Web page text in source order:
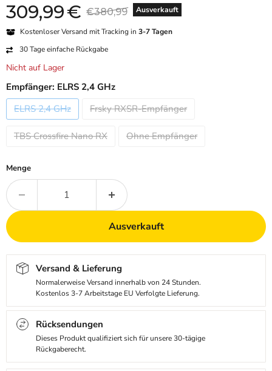
Ausverkauft
Aktueller Preis
309,99€ Originalpreis
€380,99
Kostenloser Versand mit Tracking in 3-7 Tagen
30 Tage einfache Rückgabe
Nicht auf Lager
Empfänger: ELRS 2,4 GHz
ELRS 2,4 GHz
Frsky RXSR-Empfänger
TBS Crossfire Nano RX Ohne Empfänger
Menge
Ausverkauft
Versand & Lieferung
Normalerweise Versand innerhalb von 24 Stunden.
Kostenlos 3-7 Arbeitstage EU Verfolgte Lieferung.
Rücksendungen
Dieses Produkt qualifiziert sich für unsere 30-tägige
Rückgaberecht.